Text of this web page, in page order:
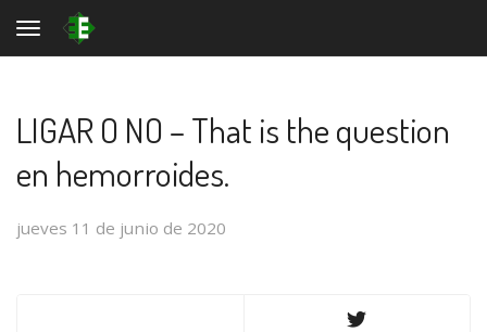
Toggle navigation
LIGAR O NO – That is the question
en hemorroides.
jueves 11 de junio de 2020